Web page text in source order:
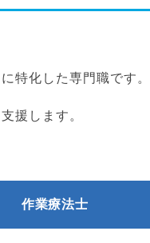
特化した専門職です。
援します。
作業療法士